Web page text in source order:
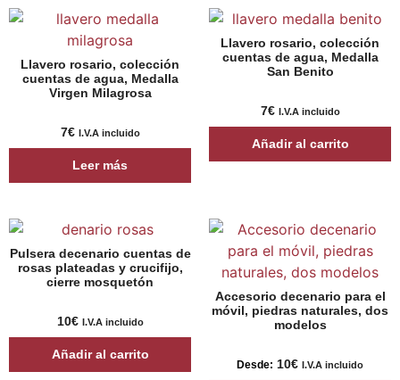
Llavero rosario, colección
cuentas de agua, Medalla
Virgen Milagrosa
7€ I.V.A incluido
Leer más
Llavero rosario, colección
cuentas de agua, Medalla
San Benito
7€ I.V.A incluido
Añadir al carrito
Pulsera decenario cuentas de
rosas plateadas y crucifijo,
cierre mosquetón
10€ I.V.A incluido
Añadir al carrito
Accesorio decenario para el
móvil, piedras naturales, dos
modelos
Desde: 10€ I.V.A incluido